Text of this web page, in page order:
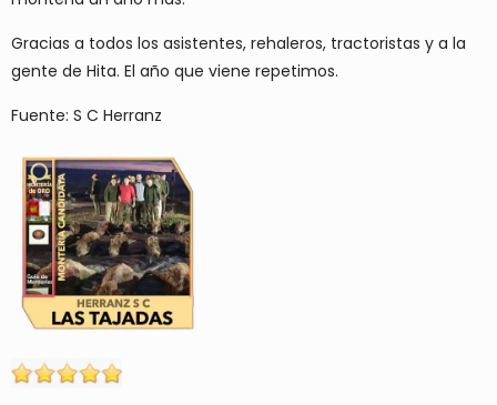
Gracias a todos los asistentes, rehaleros, tractoristas y a la
gente de Hita. El año que viene repetimos.
Fuente: S C Herranz